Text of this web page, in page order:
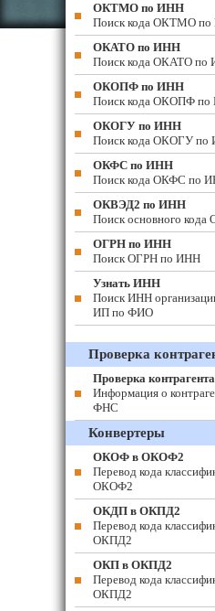
ОКТМО по ИНН
Поиск кода ОКТМО
ОКАТО по ИНН
Поиск кода ОКАТО по
ОКОПФ по ИНН
Поиск кода ОКОПФ
ОКОГУ по ИНН
Поиск кода ОКОГУ по
ОКФС по ИНН
Поиск кода ОКФС по
ОКВЭД2 по ИНН
Поиск основного
ОГРН по ИНН
Поиск ОГРН по ИНН
Узнать ИНН
Поиск ИНН
ИП по ФИО
Проверка
Проверка контрагента
Информация о
ФНС
Конвертеры
ОКОФ в ОКОФ2
Перевод кода
ОКОФ2
ОКДП в ОКПД2
Перевод кода
ОКПД2
ОКП в ОКПД2
Перевод кода
ОКПД2